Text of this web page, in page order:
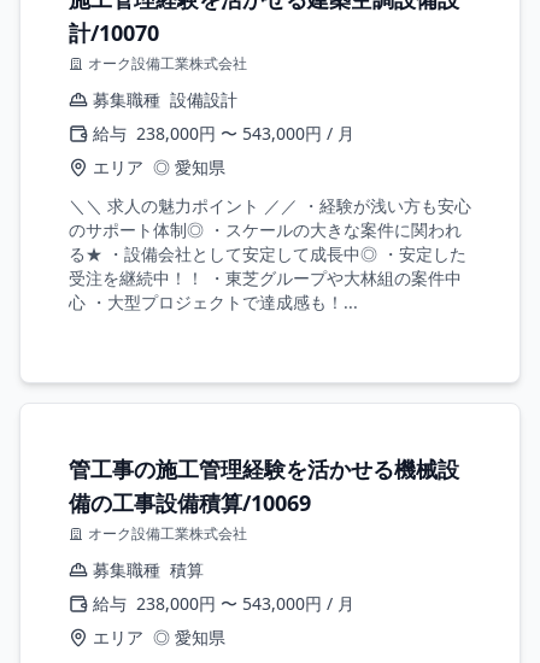
計/10070
オーク設備工業株式会社
募集職種 設備設計
給与 238,000円 〜 543,000円 / 月
エリア ◎ 愛知県
＼＼ 求人の魅力ポイント ／／ ・経験が浅い方も安心
のサポート体制◎ ・スケールの大きな案件に関われ
る★ ・設備会社として安定して成長中◎ ・安定した
受注を継続中！！ ・東芝グループや大林組の案件中
心 ・大型プロジェクトで達成感も！...
管工事の施工管理経験を活かせる機械設
備の工事設備積算/10069
オーク設備工業株式会社
募集職種 積算
給与 238,000円 〜 543,000円 / 月
エリア ◎ 愛知県